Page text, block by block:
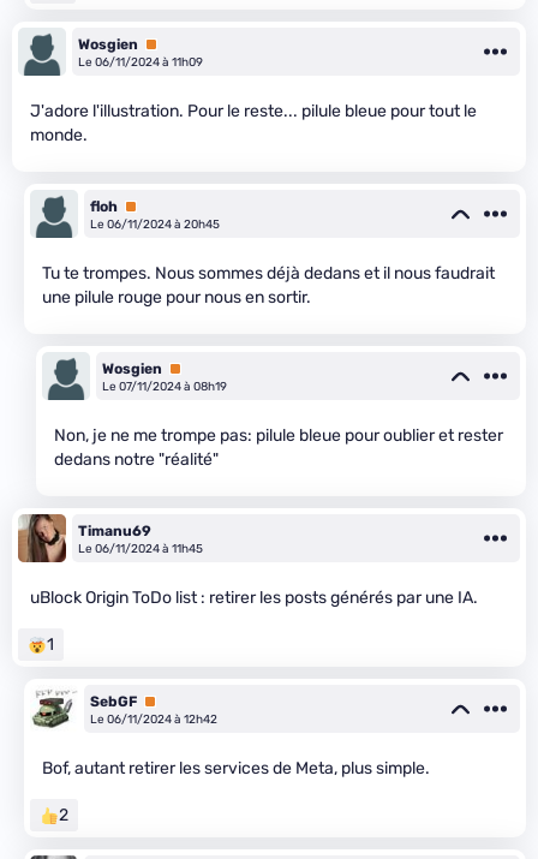
Wosgien
Premium
Le 06/11/2024 à 11h09
J'adore l'illustration. Pour le reste... pilule bleue pour tout le
monde.
floh Premium
Le 06/11/2024 à 20h45
Tu te trompes. Nous sommes déjà dedans et il nous faudrait
une pilule rouge pour nous en sortir.
Wosgien
Premium
Le 07/11/2024 à 08h19
Non, je ne me trompe pas: pilule bleue pour oublier et rester
dedans notre "réalité"
Timanu69
Le 06/11/2024 à 11h45
uBlock Origin ToDo list : retirer les posts générés par une IA.
1
SebGF Premium
Le 06/11/2024 à 12h42
Bof, autant retirer les services de Meta, plus simple.
2